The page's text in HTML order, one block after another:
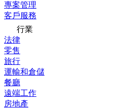
專案管理
客戶服務
行業
法律
零售
旅行
運輸和倉儲
餐廳
遠端工作
房地產